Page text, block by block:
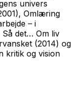
univers
Omlæring
– i
Så det… Om liv
(2014) og
kritik og vision